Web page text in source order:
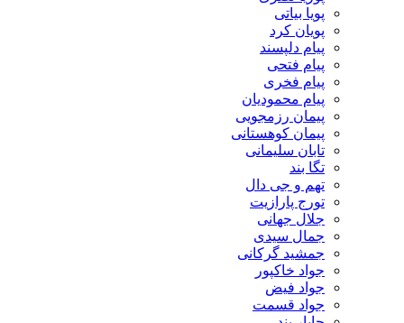
پویا بیاتی
پویان کرد
پیام دلپسند
پیام فتحی
پیام فخری
پیام محمودیان
پیمان رزمجویی
پیمان کوهستانی
تابان سلیمانی
تهم و جی دال
تورج پارازیت
جلال جهانی
جمال سیدی
جمشید گرکانی
جواد خاکپور
جواد فیض
جواد قسمت